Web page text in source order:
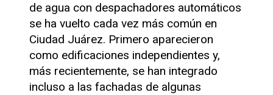
de agua con despachadores automáticos
se ha vuelto cada vez más común en
Ciudad Juárez. Primero aparecieron
como edificaciones independientes y,
más recientemente, se han integrado
incluso a las fachadas de algunas